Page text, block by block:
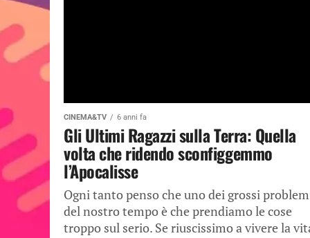
CINEMA&TV 6 anni fa
Gli Ultimi Ragazzi sulla Terra: Quella
volta che ridendo sconfiggemmo
l’Apocalisse
Ogni tanto penso che uno dei grossi
del nostro tempo è che prendiamo le cose
troppo sul serio. Se riuscissimo a vivere la